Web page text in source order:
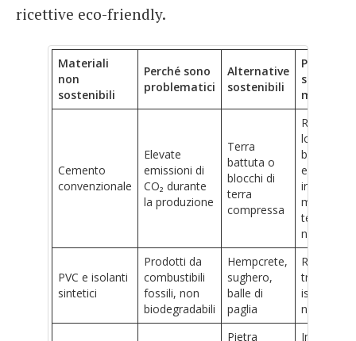
ricettive eco-friendly.
Materiali
non
sostenibili
Perché sono
problematici
Alternative
sostenibili
Perché
sono
migliori
Cemento
convenzionale
Elevate
emissioni di
CO₂ durante
la produzione
Terra
battuta o
blocchi di
terra
compressa
Reperiti
bassa
energia
massa
termica
naturale
PVC e isolanti
sintetici
Prodotti da
combustibili
fossili, non
biodegradabili
Hempcrete,
sughero,
balle di
paglia
traspiranti,
naturale
Pietra
Impatto